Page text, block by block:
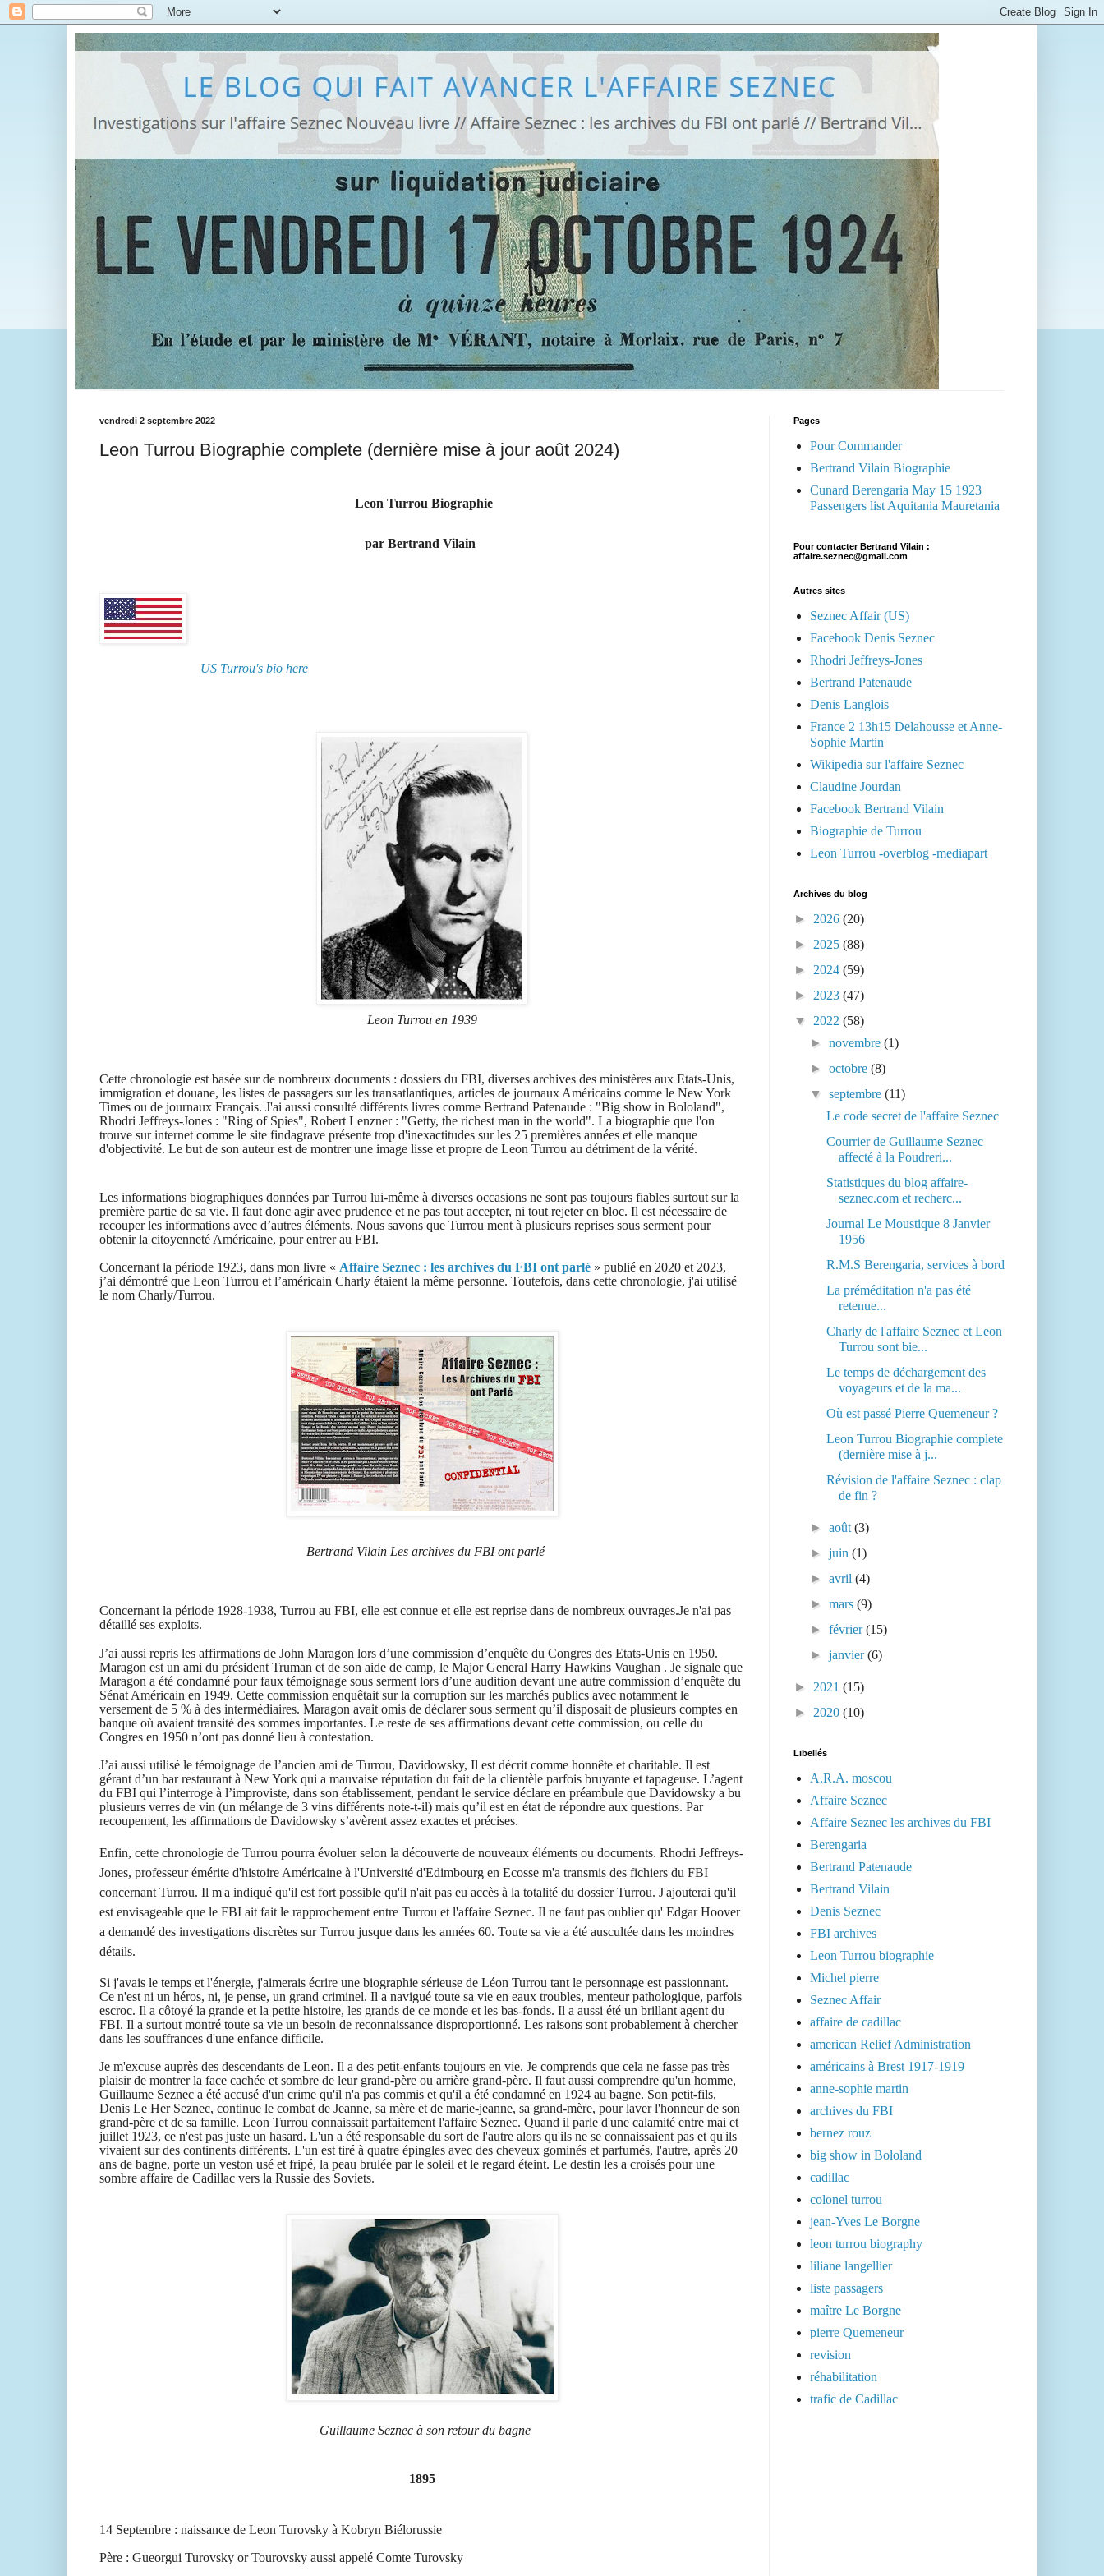
vendredi 2 septembre 2022
Leon Turrou Biographie complete (dernière mise à jour août 2024)
Leon Turrou Biographie
par Bertrand Vilain
US Turrou's bio here
Leon Turrou en 1939
Cette chronologie est basée sur de nombreux documents : dossiers du FBI, diverses archives des ministères aux Etats-Unis,
immigration et douane, les listes de passagers sur les transatlantiques, articles de journaux Américains comme le New York
Times ou de journaux Français. J'ai aussi consulté différents livres comme Bertrand Patenaude : "Big show in Bololand",
Rhodri Jeffreys-Jones : "Ring of Spies", Robert Lenzner : "Getty, the richest man in the world". La biographie que l'on
trouve sur internet comme le site findagrave présente trop d'inexactitudes sur les 25 premières années et elle manque
d'objectivité. Le but de son auteur est de montrer une image lisse et propre de Leon Turrou au détriment de la vérité.
Les informations biographiques données par Turrou lui-même à diverses occasions ne sont pas toujours fiables surtout sur la
première partie de sa vie. Il faut donc agir avec prudence et ne pas tout accepter, ni tout rejeter en bloc. Il est nécessaire de
recouper les informations avec d’autres éléments. Nous savons que Turrou ment à plusieurs reprises sous serment pour
obtenir la citoyenneté Américaine, pour entrer au FBI.
Concernant la période 1923, dans mon livre « Affaire Seznec : les archives du FBI ont parlé » publié en 2020 et 2023,
j’ai démontré que Leon Turrou et l’américain Charly étaient la même personne. Toutefois, dans cette chronologie, j'ai utilisé
le nom Charly/Turrou.
Bertrand Vilain Les archives du FBI ont parlé
Concernant la période 1928-1938, Turrou au FBI, elle est connue et elle est reprise dans de nombreux ouvrages.Je n'ai pas
détaillé ses exploits.
J’ai aussi repris les affirmations de John Maragon lors d’une commission d’enquête du Congres des Etats-Unis en 1950.
Maragon est un ami du président Truman et de son aide de camp, le Major General Harry Hawkins Vaughan . Je signale que
Maragon a été condamné pour faux témoignage sous serment lors d’une audition devant une autre commission d’enquête du
Sénat Américain en 1949. Cette commission enquêtait sur la corruption sur les marchés publics avec notamment le
versement de 5 % à des intermédiaires. Maragon avait omis de déclarersous serment qu’il disposait de plusieurs comptes en
banque où avaient transité des sommes importantes. Le reste de ses affirmations devant cette commission, ou celle du
Congres en 1950 n’ont pas donné lieu à contestation.
J’ai aussi utilisé le témoignage de l’ancien ami de Turrou, Davidowsky, Il est décrit comme honnête et charitable. Il est
gérant d’un bar restaurant à New York qui a mauvaise réputation du fait de la clientèle parfois bruyante et tapageuse. L’agent
du FBI qui l’interroge à l’improviste, dans son établissement, pendant le service déclare en préambule que Davidowsky a bu
plusieurs verres de vin (un mélange de 3 vins différents note-t-il) mais qu’il est en état de répondre aux questions. Par
recoupement, les affirmations de Davidowsky s’avèrentassez exactes et précises.
Enfin, cette chronologie de Turrou pourra évoluer selon la découverte de nouveaux éléments ou documents. Rhodri Jeffreys-
Jones, professeur émérite d'histoire Américaine à l'Université d'Edimbourg en Ecosse m'a transmis des fichiers du FBI
concernant Turrou. Il m'a indiqué qu'il est fort possible qu'il n'ait pas eu accès à la totalité du dossier Turrou. J'ajouterai qu'il
est envisageable que le FBI ait fait le rapprochement entre Turrou et l'affaire Seznec. Il ne faut pas oublier qu' Edgar Hoover
a demandé des investigations discrètes sur Turrou jusque dans les années 60. Toute sa vie a été auscultée dans les moindres
détails.
Si j'avais le temps et l'énergie, j'aimerais écrire une biographie sérieuse de Léon Turrou tant le personnage est passionnant.
Ce n'est ni un héros, ni, je pense, un grand criminel. Il a navigué toute sa vie en eaux troubles, menteur pathologique, parfois
escroc. Il a côtoyé la grande et la petite histoire, les grands de ce monde et les bas-fonds. Il a aussi été un brillant agent du
FBI. Il a surtout montré toute sa vie un besoin de reconnaissance disproportionné. Les raisons sont probablement à chercher
dans les souffrances d'une enfance difficile.
Je m'excuse auprès des descendants de Leon. Il a des petit-enfants toujours en vie. Je comprends que cela ne fasse pas très
plaisir de montrer la face cachée et sombre de leur grand-père ou arrière grand-père. Il faut aussi comprendre qu'un homme,
Guillaume Seznec a été accusé d'un crime qu'il n'a pas commis et qu'il a été condamné en 1924 au bagne. Son petit-fils,
Denis Le Her Seznec, continue le combat de Jeanne, sa mère et de marie-jeanne, sa grand-mère, pour laver l'honneur de son
grand-père et de sa famille. Leon Turrou connaissait parfaitement l'affaire Seznec. Quand il parle d'une calamité entre mai et
juillet 1923, ce n'est pas juste un hasard. L'un a été responsable du sort de l'autre alors qu'ils ne se connaissaient pas et qu'ils
vivaient sur des continents différents. L'un est tiré à quatre épingles avec des cheveux gominés et parfumés, l'autre, après 20
ans de bagne, porte un veston usé et fripé, la peau brulée par le soleil et le regard éteint. Le destin les a croisés pour une
sombre affaire de Cadillac vers la Russie des Soviets.
Guillaume Seznec à son retour du bagne
1895
14 Septembre : naissance de Leon Turovsky à Kobryn Biélorussie
Père : Gueorgui Turovsky or Tourovsky aussi appelé Comte Turovsky
Pages
Pour Commander
Bertrand Vilain Biographie
Cunard Berengaria May 15 1923
Passengers list Aquitania Mauretania
Pour contacter Bertrand Vilain :
affaire.seznec@gmail.com
Autres sites
Seznec Affair (US)
Facebook Denis Seznec
Rhodri Jeffreys-Jones
Bertrand Patenaude
Denis Langlois
France 2 13h15 Delahousse et Anne-
Sophie Martin
Wikipedia sur l'affaire Seznec
Claudine Jourdan
Facebook Bertrand Vilain
Biographie de Turrou
Leon Turrou -overblog -mediapart
Archives du blog
► 2026 (20)
► 2025 (88)
► 2024 (59)
► 2023 (47)
▼ 2022 (58)
►novembre(1)
►octobre(8)
▼septembre(11)
Le code secret de l'affaire Seznec
Courrier de Guillaume Seznec
affecté à la Poudreri...
Statistiques du blog affaire-
seznec.com et recherc...
Journal Le Moustique 8 Janvier
1956
R.M.S Berengaria, services à bord
La préméditation n'a pas été
retenue...
Charly de l'affaire Seznec et Leon
Turrou sont bie...
Le temps de déchargement des
voyageurs et de la ma...
Où est passé Pierre Quemeneur ?
Leon Turrou Biographie complete
(dernière mise à j...
Révision de l'affaire Seznec : clap
de fin ?
►août(3)
►juin(1)
►avril(4)
►mars(9)
►février(15)
►janvier(6)
► 2021 (15)
► 2020 (10)
Libellés
A.R.A. moscou
Affaire Seznec
Affaire Seznec les archives du FBI
Berengaria
Bertrand Patenaude
Bertrand Vilain
Denis Seznec
FBI archives
Leon Turrou biographie
Michel pierre
Seznec Affair
affaire de cadillac
american Relief Administration
américains à Brest 1917-1919
anne-sophie martin
archives du FBI
bernez rouz
big show in Bololand
cadillac
colonel turrou
jean-Yves Le Borgne
leon turrou biography
liliane langellier
liste passagers
maître Le Borgne
pierre Quemeneur
revision
réhabilitation
trafic de Cadillac